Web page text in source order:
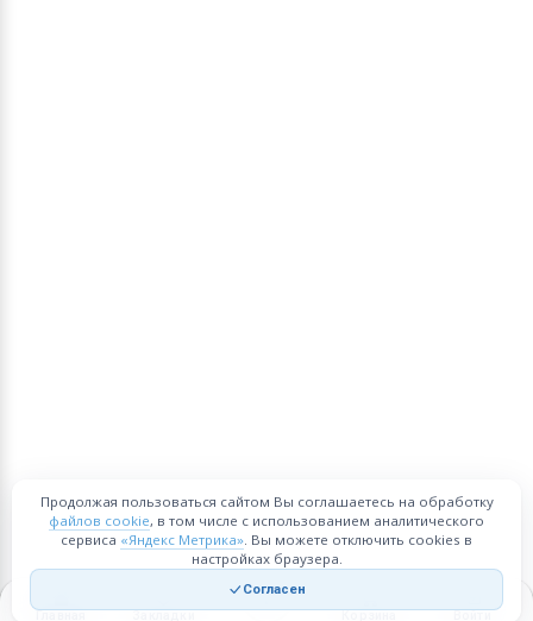
Главная Закладки Корзина Войти
Продолжая пользоваться сайтом Вы соглашаетесь на обработку
файлов cookie, в том числе с использованием аналитического
сервиса «Яндекс Метрика». Вы можете отключить cookies в
настройках браузера.
Согласен